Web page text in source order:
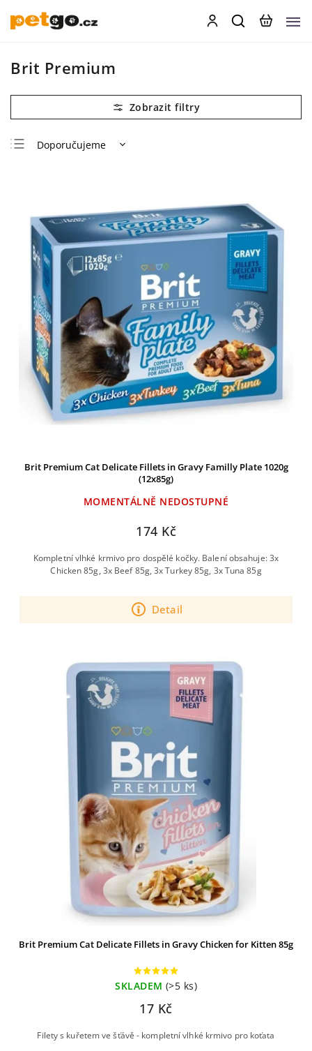
Brit Premium
Doporučujeme
Nejprodávanější
Abecedně
Brit Premium Cat Delicate Fillets in Gravy Familly Plate 1020g
(12x85g)
MOMENTÁLNĚ NEDOSTUPNÉ
174 Kč
Detail
Kompletní vlhké krmivo pro dospělé kočky. Balení obsahuje: 3x
Chicken 85g, 3x Beef 85g, 3x Turkey 85g, 3x Tuna 85g
Brit Premium Cat Delicate Fillets in Gravy Chicken for Kitten 85g
SKLADEM (>5 ks)
17 Kč
Filety s kuřetem ve šťávě - kompletní vlhké krmivo pro koťata